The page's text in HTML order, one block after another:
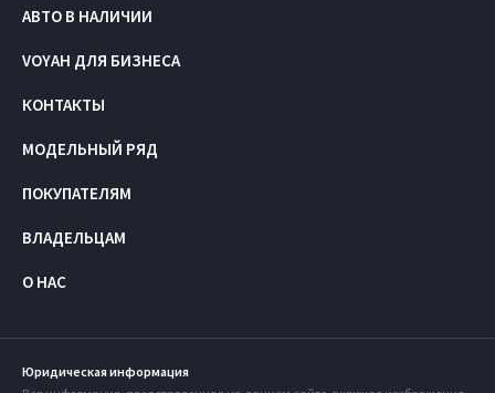
АВТО В НАЛИЧИИ
VOYAH ДЛЯ БИЗНЕСА
КОНТАКТЫ
МОДЕЛЬНЫЙ РЯД
ПОКУПАТЕЛЯМ
ВЛАДЕЛЬЦАМ
О НАС
Юридическая информация